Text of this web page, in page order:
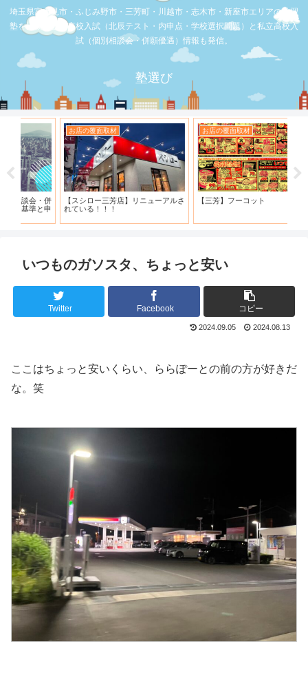
埼玉県富士見市・ふじみ野市・三芳町・川越市・志木市・新座市エリアの学習
塾を比較。公立高校入試（北辰テスト・内申点・学校選択問題）と私立高校入
試（個別相談会・併願優遇）情報も発信。
塾選び
お店の覆面取材
【スシロー三芳店】リニューアルさ
れている！！！
お店の覆面取材
【三芳】フーコット
いつものガソスタ、ちょっと安い
Twitter Facebook コピー
2024.09.05 2024.08.13
ここはちょっと安いくらい、ららぽーとの前の方が好きだ
な。笑